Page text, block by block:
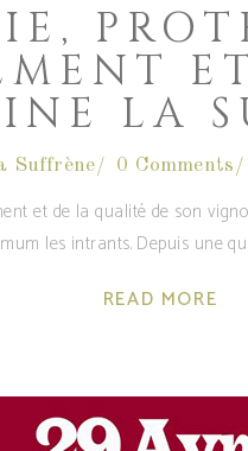
LA
Suffrène 0 Comments
et de la qualité de son
les intrants. Depuis une
READ MORE